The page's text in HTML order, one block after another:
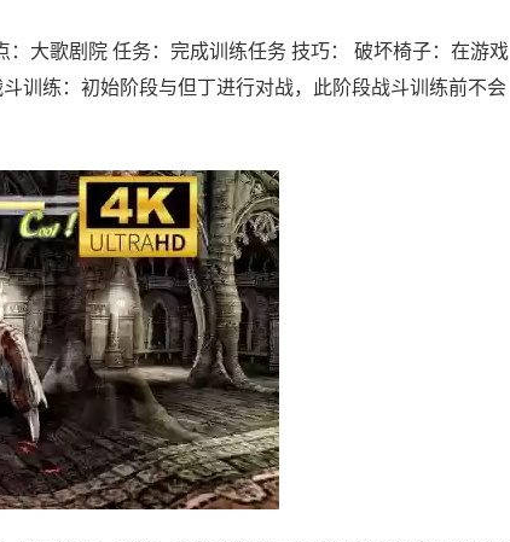
大歌剧院 任务：完成训练任务 技巧： 破坏椅子：在游戏
训练：初始阶段与但丁进行对战，此阶段战斗训练前不会